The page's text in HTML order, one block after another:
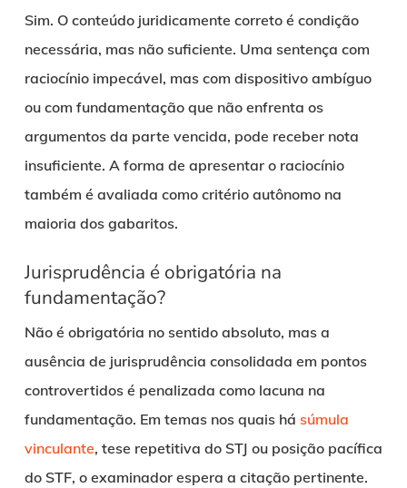
Sim. O conteúdo juridicamente correto é condição
necessária, mas não suficiente. Uma sentença com
raciocínio impecável, mas com dispositivo ambíguo
ou com fundamentação que não enfrenta os
argumentos da parte vencida, pode receber nota
insuficiente. A forma de apresentar o raciocínio
também é avaliada como critério autônomo na
maioria dos gabaritos.
Jurisprudência é obrigatória na
fundamentação?
Não é obrigatória no sentido absoluto, mas a
ausência de jurisprudência consolidada em pontos
controvertidos é penalizada como lacuna na
fundamentação. Em temas nos quais há súmula
vinculante, tese repetitiva do STJ ou posição pacífica
do STF, o examinador espera a citação pertinente.